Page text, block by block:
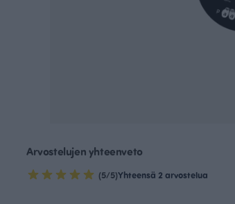
Arvostelujen yhteenveto
(5/5)Yhteensä 2 arvostelua